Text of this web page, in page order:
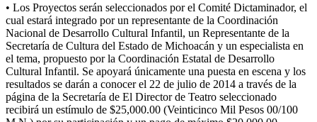
• Los Proyectos serán seleccionados por el Comité Dictaminador, el
cual estará integrado por un representante de la Coordinación
Nacional de Desarrollo Cultural Infantil, un Representante de la
Secretaría de Cultura del Estado de Michoacán y un especialista en
el tema, propuesto por la Coordinación Estatal de Desarrollo
Cultural Infantil. Se apoyará únicamente una puesta en escena y los
resultados se darán a conocer el 22 de julio de 2014 a través de la
página de la Secretaría de El Director de Teatro seleccionado
recibirá un estímulo de $25,000.00 (Veinticinco Mil Pesos 00/100